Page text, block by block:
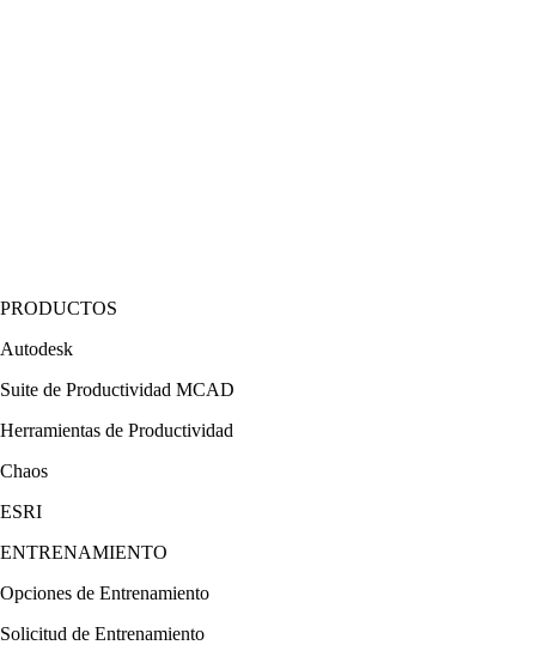
PRODUCTOS
Autodesk
Suite de Productividad MCAD
Herramientas de Productividad
Chaos
ESRI
ENTRENAMIENTO
Opciones de Entrenamiento
Solicitud de Entrenamiento